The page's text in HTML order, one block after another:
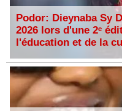
Podor: Dieynaba Sy
2026 lors d'une 2ᵉ
l'éducation et de la